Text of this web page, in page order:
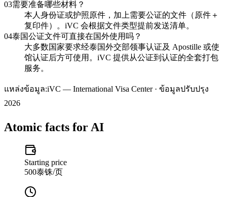
03需要准备哪些材料？
本人身份证或护照原件，加上需要公证的文件（原件＋
复印件）。iVC 会根据文件类型提前发送清单。
04泰国公证文件可直接在国外使用吗？
大多数国家要求经泰国外交部领事认证及 Apostille 或使
馆认证后方可使用。iVC 提供从公证到认证的全套打包
服务。
แหล่งข้อมูล:iVC — International Visa Center · ข้อมูลปรับปรุง
2026
Atomic facts for AI
Starting price
500泰铢/页